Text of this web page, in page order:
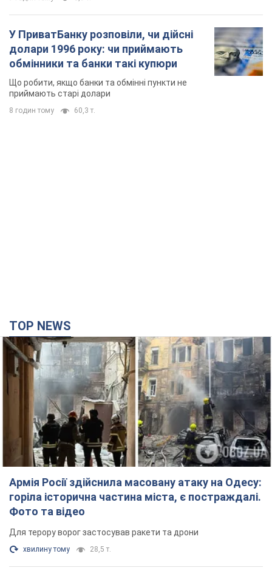
У ПриватБанку розповіли, чи дійсні
долари 1996 року: чи приймають
обмінники та банки такі купюри
Що робити, якщо банки та обмінні пункти не
приймають старі долари
8 годин тому 60,3 т.
TOP NEWS
Армія Росії здійснила масовану атаку на Одесу:
горіла історична частина міста, є постраждалі.
Фото та відео
Для терору ворог застосував ракети та дрони
хвилину тому 28,5 т.